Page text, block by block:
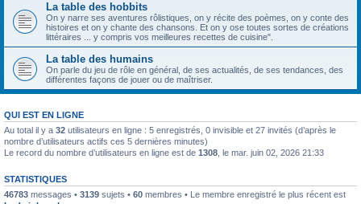
La table des hobbits
On y narre ses aventures rôlistiques, on y récite des poèmes, on y conte des
histoires et on y chante des chansons. Et on y ose toutes sortes de créations
littéraires ... y compris vos meilleures recettes de cuisine".
La table des humains
On parle du jeu de rôle en général, de ses actualités, de ses tendances, des
différentes façons de jouer ou de maîtriser.
QUI EST EN LIGNE
Au total il y a 32 utilisateurs en ligne : 5 enregistrés, 0 invisible et 27 invités (d’après le
nombre d’utilisateurs actifs ces 5 dernières minutes)
Le record du nombre d’utilisateurs en ligne est de 1308 , le mar. juin 02, 2026 21:33
STATISTIQUES
46783 messages • 3139 sujets • 60 membres • Le membre enregistré le plus récent est